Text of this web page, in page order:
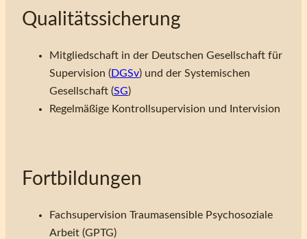
Qualitätssicherung
Mitgliedschaft in der Deutschen Gesellschaft für
Supervision (DGSv) und der Systemischen
Gesellschaft (SG)
Regelmäßige Kontrollsupervision und Intervision
Fortbildungen
Fachsupervision Traumasensible Psychosoziale
Arbeit (GPTG)